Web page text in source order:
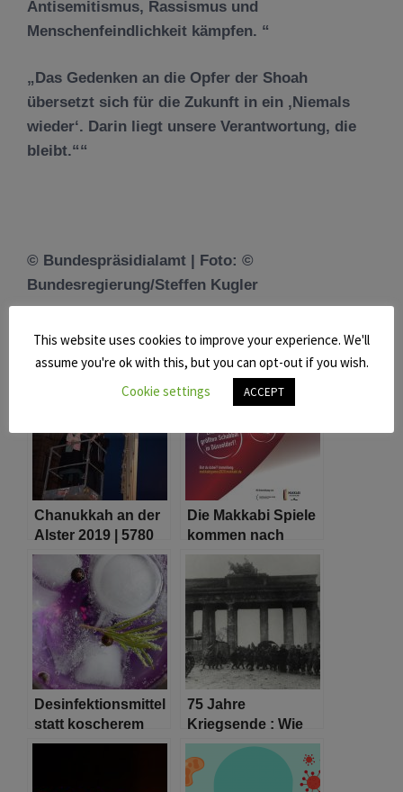
Antisemitismus, Rassismus und
Menschenfeindlichkeit kämpfen.
Das Gedenken an die Opfer der Shoah
übersetzt sich für die Zukunft in ein ‚Niemals
wieder‘. Darin liegt unsere Verantwortung, die
bleibt.“
© Bundespräsidialamt | Foto: ©
Bundesregierung/Steffen Kugler
Das Könnte Sie Auch Interessieren:
Chanukkah an der
Alster 2019 | 5780
Die Makkabi Spiele
kommen nach
Düsseldorf
Desinfektionsmittel
statt koscherem
Gin – Gin Sul stellt
75 Jahre
Kriegsende : Wie
Berlin trotz Corona
des Kriegsendes
gedenkt
This website uses cookies to improve your experience. We'll
assume you're ok with this, but you can opt-out if you wish.
Cookie settings
ACCEPT